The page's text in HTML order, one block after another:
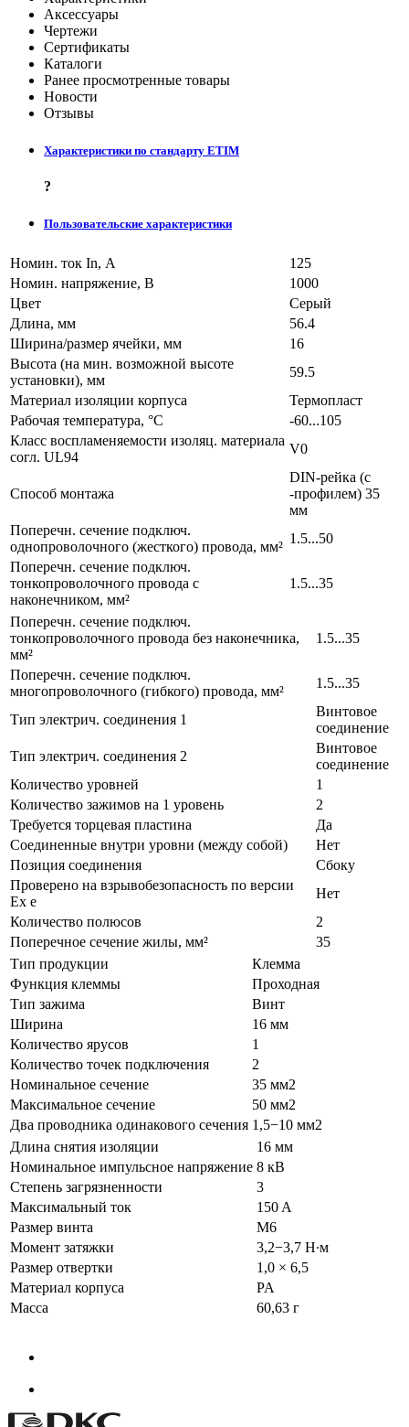
Аксессуары
Чертежи
Сертификаты
Каталоги
Ранее просмотренные товары
Новости
Отзывы
Характеристики по стандарту ETIM
?
Пользовательские характеристики
Номин. ток In, А
125
Номин. напряжение, В
1000
Цвет
Серый
Длина, мм
56.4
Ширина/размер ячейки, мм
16
Высота (на мин. возможной высоте
установки), мм
59.5
Материал изоляции корпуса
Термопласт
Рабочая температура, °C
-60...105
Класс воспламеняемости изоляц. материала
согл. UL94
V0
Способ монтажа
DIN-рейка (с
-профилем) 35
мм
Поперечн. сечение подключ.
однопроволочного (жесткого) провода, мм²
1.5...50
Поперечн. сечение подключ.
тонкопроволочного провода с
наконечником, мм²
1.5...35
Поперечн. сечение подключ.
тонкопроволочного провода без наконечника,
мм²
1.5...35
Поперечн. сечение подключ.
многопроволочного (гибкого) провода, мм²
1.5...35
Тип электрич. соединения 1
Винтовое
соединение
Тип электрич. соединения 2
Винтовое
соединение
Количество уровней
1
Количество зажимов на 1 уровень
2
Требуется торцевая пластина
Да
Соединенные внутри уровни (между собой)
Нет
Позиция соединения
Сбоку
Проверено на взрывобезопасность по версии
Ex e
Нет
Количество полюсов
2
Поперечное сечение жилы, мм²
35
Тип продукции
Клемма
Функция клеммы
Проходная
Тип зажима
Винт
Ширина
16 мм
Количество ярусов
1
Количество точек подключения
2
Номинальное сечение
35 мм2
Максимальное сечение
50 мм2
Два проводника одинакового сечения 1,5−10 мм2
Длина снятия изоляции
16 мм
Номинальное импульсное напряжение 8 кВ
Степень загрязненности
3
Максимальный ток
150 A
Размер винта
M6
Момент затяжки
3,2−3,7 Н∙м
Размер отвертки
1,0 × 6,5
Материал корпуса
PA
Масса
60,63 г